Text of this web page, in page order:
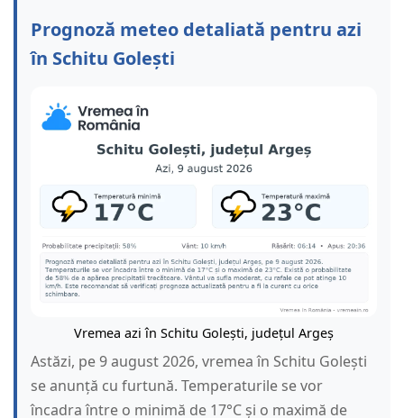
Prognoză meteo detaliată pentru azi
în Schitu Golești
Vremea azi în Schitu Golești, județul Argeș
Astăzi, pe 9 august 2026, vremea în Schitu Golești
se anunță cu furtună. Temperaturile se vor
încadra între o minimă de 17°C și o maximă de